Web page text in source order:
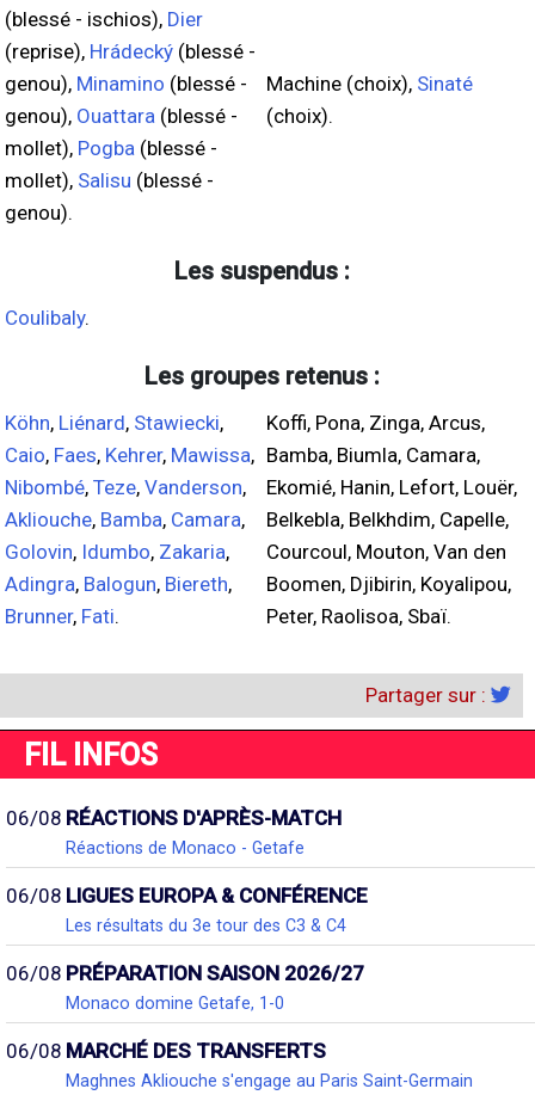
(blessé - ischios), Dier
(reprise), Hrádecký (blessé -
genou), Minamino (blessé -
genou), Ouattara (blessé -
mollet), Pogba (blessé -
mollet), Salisu (blessé -
genou).
Machine (choix), Sinaté
(choix).
Les suspendus :
Coulibaly.
Les groupes retenus :
Köhn, Liénard, Stawiecki,
Caio, Faes, Kehrer, Mawissa,
Nibombé, Teze, Vanderson,
Akliouche, Bamba, Camara,
Golovin, Idumbo, Zakaria,
Adingra, Balogun, Biereth,
Brunner, Fati.
Koffi, Pona, Zinga, Arcus,
Bamba, Biumla, Camara,
Ekomié, Hanin, Lefort, Louër,
Belkebla, Belkhdim, Capelle,
Courcoul, Mouton, Van den
Boomen, Djibirin, Koyalipou,
Peter, Raolisoa, Sbaï.
Partager sur :
FIL INFOS
06/08 RÉACTIONS D'APRÈS-MATCH
Réactions de Monaco - Getafe
06/08 LIGUES EUROPA & CONFÉRENCE
Les résultats du 3e tour des C3 & C4
06/08 PRÉPARATION SAISON 2026/27
Monaco domine Getafe, 1-0
06/08 MARCHÉ DES TRANSFERTS
Maghnes Akliouche s'engage au Paris Saint-Germain